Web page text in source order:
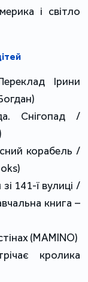
і світло
Ірини
Снігопад /
корабель /
141-ї вулиці /
книга –
(MAMINO)
кролика